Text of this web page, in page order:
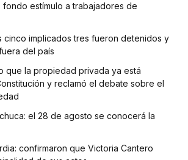
estímulo a trabajadores de
cinco implicados tres fueron detenidos y
del país
que la propiedad privada ya está
y reclamó el debate sobre el
el 28 de agosto se conocerá la
confirmaron que Victoria Cantero